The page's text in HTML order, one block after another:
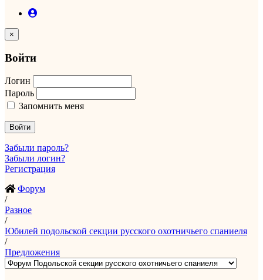
×
Войти
Логин
Пароль
Запомнить меня
Войти
Забыли пароль?
Забыли логин?
Регистрация
Форум
/
Разное
/
Юбилей подольской секции русского охотничьего спаниеля
/
Предложения